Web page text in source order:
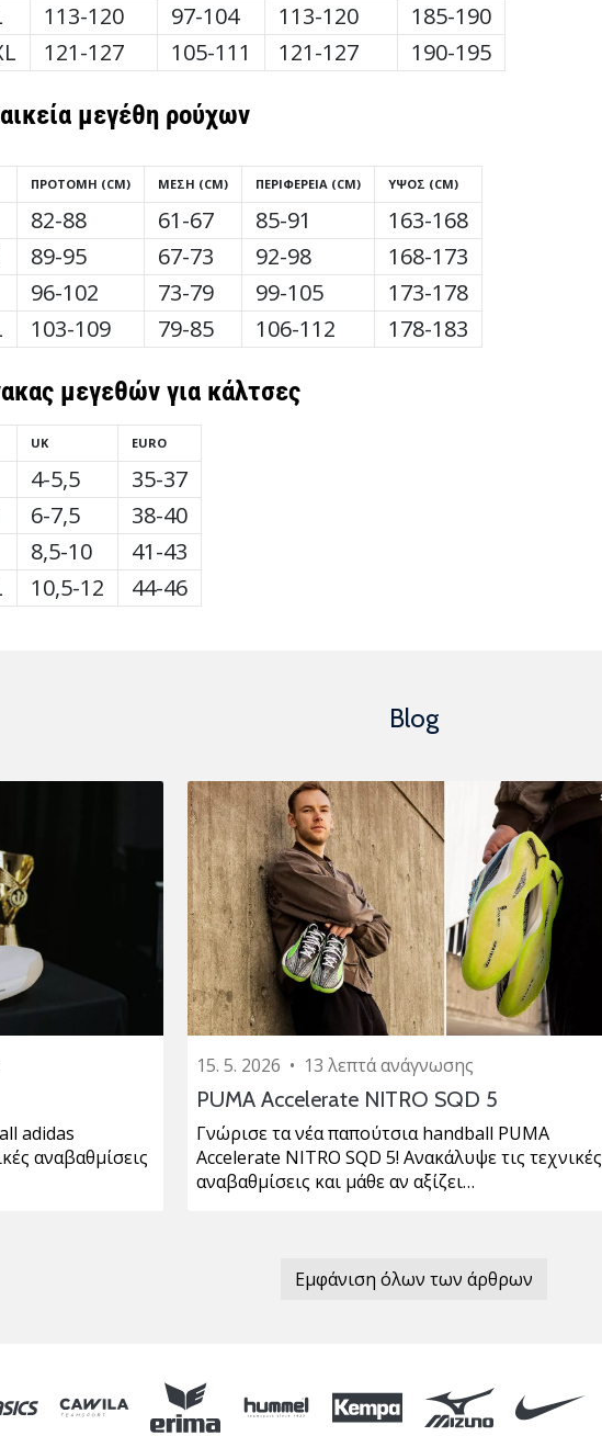
113-120
121-127
97-104
105-111
113-120
121-127
185-190
190-195
μεγέθη ρούχων
ΠΡΟΤΟΜΉ (CM)
82-88
89-95
96-102
103-109
ΜΈΣΗ (CM)
61-67
67-73
73-79
79-85
ΠΕΡΙΦΈΡΕΙΑ (CM)
85-91
92-98
99-105
106-112
ΎΨΟΣ (CM)
163-168
168-173
173-178
178-183
μεγεθών για κάλτσες
UK
4-5,5
6-7,5
8,5-10
10,5-12
EURO
35-37
38-40
41-43
44-46
Blog
adidas
αναβαθμίσεις
15. 5. 2026 • 13 λεπτά ανάγνωσης
PUMA Accelerate NITRO SQD 5
Γνώρισε τα νέα παπούτσια handball PUMA
Accelerate NITRO SQD 5! Ανακάλυψε τις τεχνικές
αναβαθμίσεις και μάθε αν αξίζει…
Εμφάνιση όλων των άρθρων